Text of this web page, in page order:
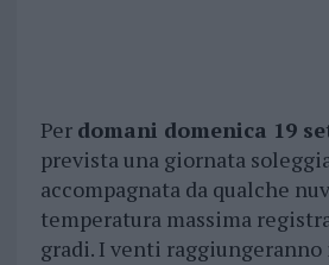
Per domani domenica 19
prevista una giornata
accompagnata da qualche
temperatura massima
gradi. I venti raggiungeranno